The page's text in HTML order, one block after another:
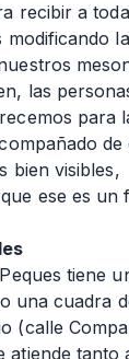
recibir a
modificando
las
para
de
bien visibles,
ese es un
tiene
una cuadra
(calle
atiende tanto